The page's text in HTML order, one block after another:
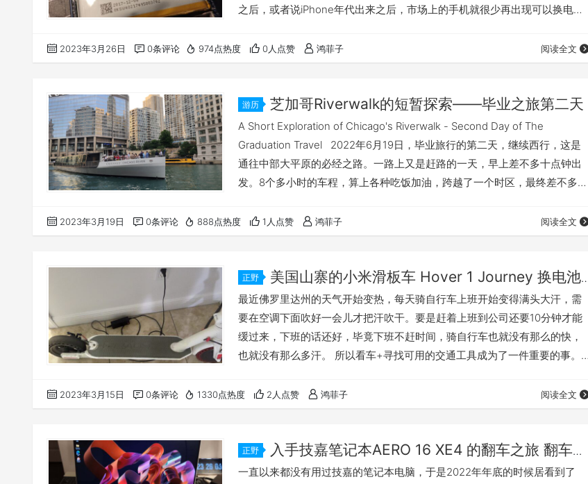
之后，或者说iPhone年代出来之后，市场上的手机就很少再出现可以换电池
电池膨胀会怎么样。 大学和研究生几年下来，大学一年级买了1099块人民币
的红米note3，当时还是3+32G 内存的，晓龙650，到2018年618换到360
2023年3月26日 0条评论 974点热度 0人点赞 鸿菲子 阅读全文
游历 芝加哥Riverwalk的短暂探索——毕业之旅第二天
A Short Exploration of Chicago's Riverwalk - Second Day of The
Graduation Travel 2022年6月19日，毕业旅行的第二天，继续西行，这是
通往中部大平原的必经之路。一路上又是赶路的一天，早上差不多十点钟出
发。8个多小时的车程，算上各种吃饭加油，跨越了一个时区，最终差不多当
graduation trip, continuing …
2023年3月19日 0条评论 888点热度 1人点赞 鸿菲子 阅读全文
正野
美国山寨的小米滑板车 Hover 1 Journey 换电池
记
最近佛罗里达州的天气开始变热，每天骑自行车上班开始变得满头大汗，需
要在空调下面吹好一会儿才把汗吹干。要是赶着上班到公司还要10分钟才能
缓过来，下班的话还好，毕竟下班不赶时间，骑自行车也就没有那么的快，
也就没有那么多汗。 所以看车+寻找可用的交通工具成为了一件重要的事。
之中，买丰田还要加价。在国内要是没有降价和优惠促销活动，根本就没有
人愿意买，简直是不可想象。 看看美国的bz4x（贬值四倍）还买贼贵贼贵，
2023年3月15日 0条评论 1330点热度 2人点赞 鸿菲子 阅读全文
正野
入手技嘉笔记本AERO 16 XE4 的翻车之旅 翻车嘉
果然名不虚传
一直以来都没有用过技嘉的笔记本电脑，于是2022年年底的时候居看到了